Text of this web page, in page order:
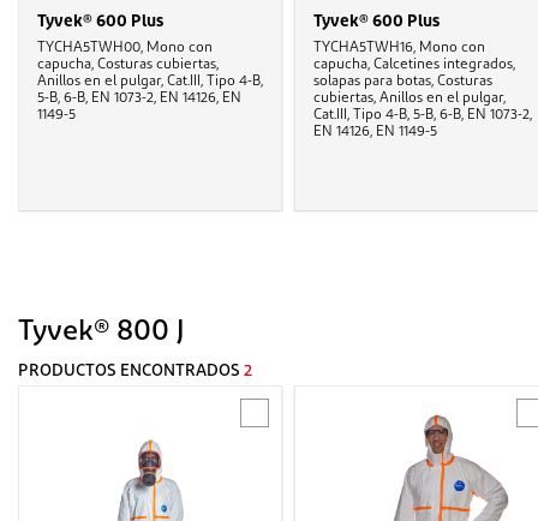
Tyvek® 600 Plus
TYCHA5TWH00, Mono con
capucha, Costuras cubiertas,
Anillos en el pulgar, Cat.III, Tipo 4-B,
5-B, 6-B, EN 1073-2, EN 14126, EN
1149-5
Tyvek® 600 Plus
TYCHA5TWH16, Mono con
capucha, Calcetines integrados,
solapas para botas, Costuras
cubiertas, Anillos en el pulgar,
Cat.III, Tipo 4-B, 5-B, 6-B, EN 1073-2,
EN 14126, EN 1149-5
Tyvek® 800 J
PRODUCTOS ENCONTRADOS 2